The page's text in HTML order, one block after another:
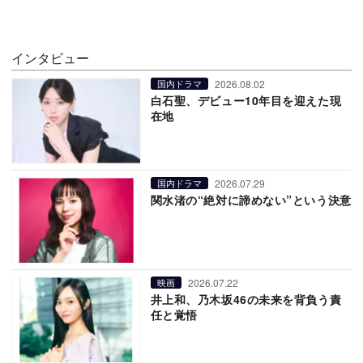
インタビュー
国内ドラマ 2026.08.02
白石聖、デビュー10年目を迎えた現
在地
国内ドラマ 2026.07.29
関水渚の“絶対に諦めない”という決意
映画 2026.07.22
井上和、乃木坂46の未来を背負う責
任と覚悟